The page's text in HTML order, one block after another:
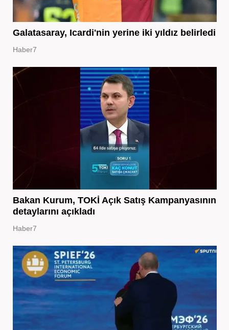
Galatasaray, Icardi'nin yerine iki yıldız belirledi
Haber7
Bakan Kurum, TOKİ Açık Satış Kampanyasının
detaylarını açıkladı
Haber7